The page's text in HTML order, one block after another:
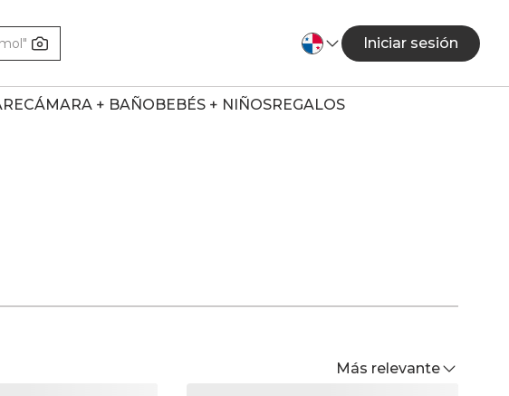
Iniciar sesión
RECÁMARA + BAÑOBEBÉS + NIÑOSREGALOS
Más relevante